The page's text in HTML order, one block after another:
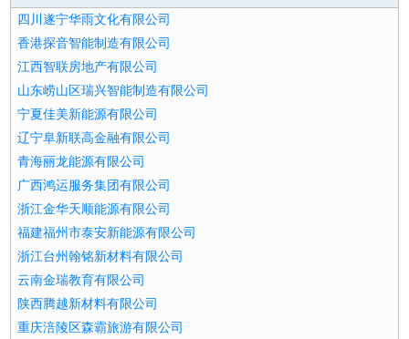
四川遂宁华雨文化有限公司
香港探音智能制造有限公司
江西智联房地产有限公司
山东崂山区瑞兴智能制造有限公司
宁夏佳美新能源有限公司
辽宁阜新联高金融有限公司
青海丽龙能源有限公司
广西鸿运服务集团有限公司
浙江金华天顺能源有限公司
福建福州市泰安新能源有限公司
浙江台州翰铭新材料有限公司
云南金瑞教育有限公司
陕西腾越新材料有限公司
重庆涪陵区森霸旅游有限公司